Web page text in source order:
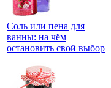
Соль или пена для
ванны: на чём
остановить свой выбор